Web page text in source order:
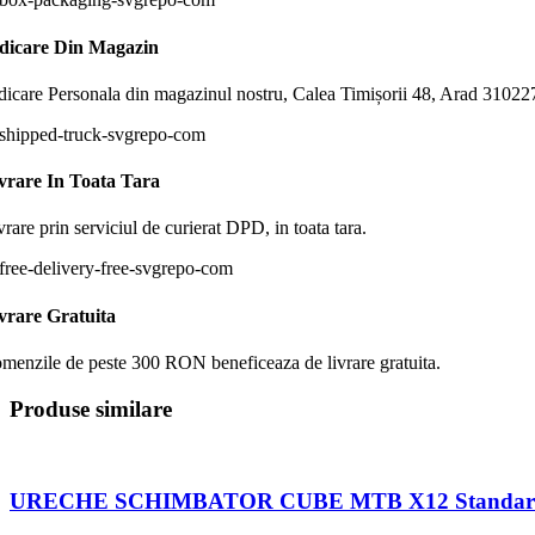
Din Magazin
Personala din magazinul nostru, Calea Timișorii 48, Arad
In Toata Tara
prin serviciul de curierat DPD, in toata tara.
Gratuita
de peste 300 RON beneficeaza de livrare gratuita.
Produse similare
URECHE SCHIMBATOR CUBE MTB X12